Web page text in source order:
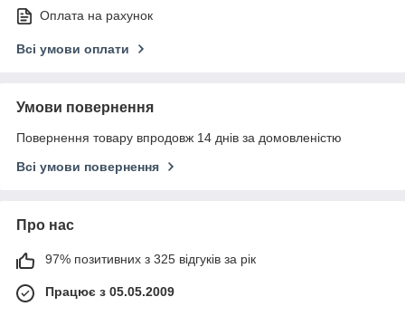
Оплата на рахунок
Всі умови оплати
Умови повернення
Повернення товару впродовж 14 днів за домовленістю
Всі умови повернення
Про нас
97% позитивних з 325 відгуків за рік
Працює з 05.05.2009